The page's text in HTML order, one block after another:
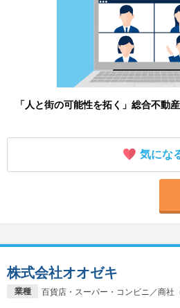
「人と街の可能性を拓く」総合不動
気にな
業種 百貨店・スーパー・コンビニ／商社
株式会社オオゼキ